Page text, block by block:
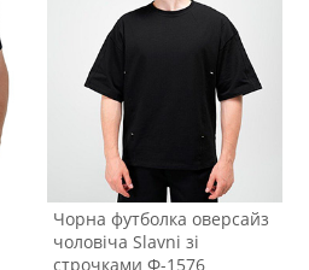
Чорна футболка оверсайз
чоловіча Slavni зі
строчками Ф-1576